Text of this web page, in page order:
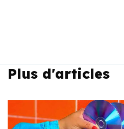
Plus d'articles